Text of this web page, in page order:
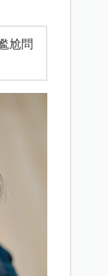
尬問